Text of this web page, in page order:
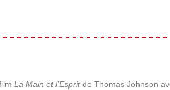
La Main et l'Espritde Thomas Johnson